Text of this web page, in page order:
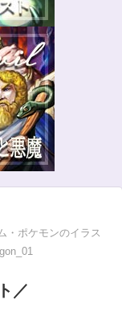
・ポケモンのイラス
／